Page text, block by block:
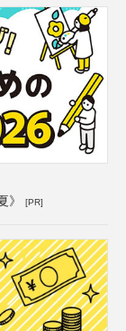
》 [PR]